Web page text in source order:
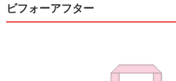
ビフォーアフター